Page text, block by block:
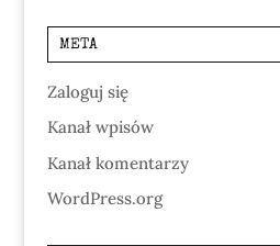
META
Zaloguj się
Kanał wpisów
Kanał komentarzy
WordPress.org